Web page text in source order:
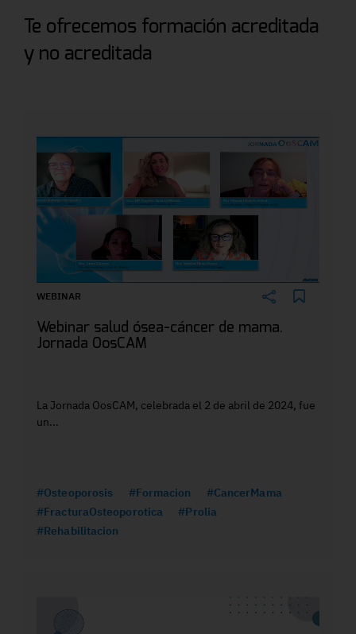
Te ofrecemos formación acreditada
y no acreditada
WEBINAR
Webinar salud ósea-cáncer de mama.
Jornada OosCAM
La Jornada OosCAM, celebrada el 2 de abril de 2024, fue
un...
#Osteoporosis #Formacion
#CancerMama
#FracturaOsteoporotica
#Prolia
#Rehabilitacion